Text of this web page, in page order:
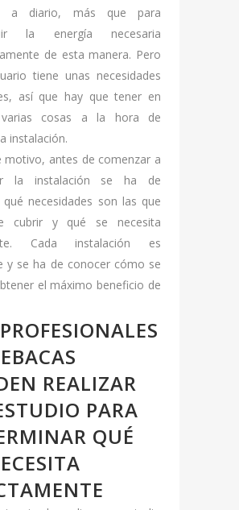
a diario, más que para
la energía necesaria
de esta manera. Pero
tiene unas necesidades
así que hay que tener en
varias cosas a la hora de
instalación.
motivo, antes de comenzar a
la instalación se ha de
qué necesidades son las que
cubrir y qué se necesita
Cada instalación es
y se ha de conocer cómo se
el máximo beneficio de
REALIZAR
PARA
QUÉ